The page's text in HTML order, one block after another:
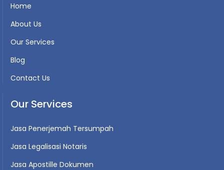
Home
About Us
Our Services
Blog
Contact Us
Our Services
Jasa Penerjemah Tersumpah
Jasa Legalisasi Notaris
Jasa Apostille Dokumen